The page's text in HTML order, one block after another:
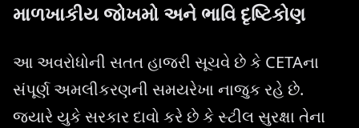
માળખાકીય જોખમો અને ભાવિ દૃષ્ટિકોણ
આ અવરોધોની સતત હાજરી સૂચવે છે કે CETAના
સંપૂર્ણ અમલીકરણની સમયરેખા નાજુક રહે છે.
જ્યારે યુકે સરકાર દાવો કરે છે કે સ્ટીલ સુરક્ષા તેના